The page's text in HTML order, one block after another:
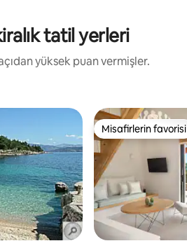
tatil yerleri
yüksek puan vermişler.
Misafirlerin favorisi
Misafirlerin favorisi